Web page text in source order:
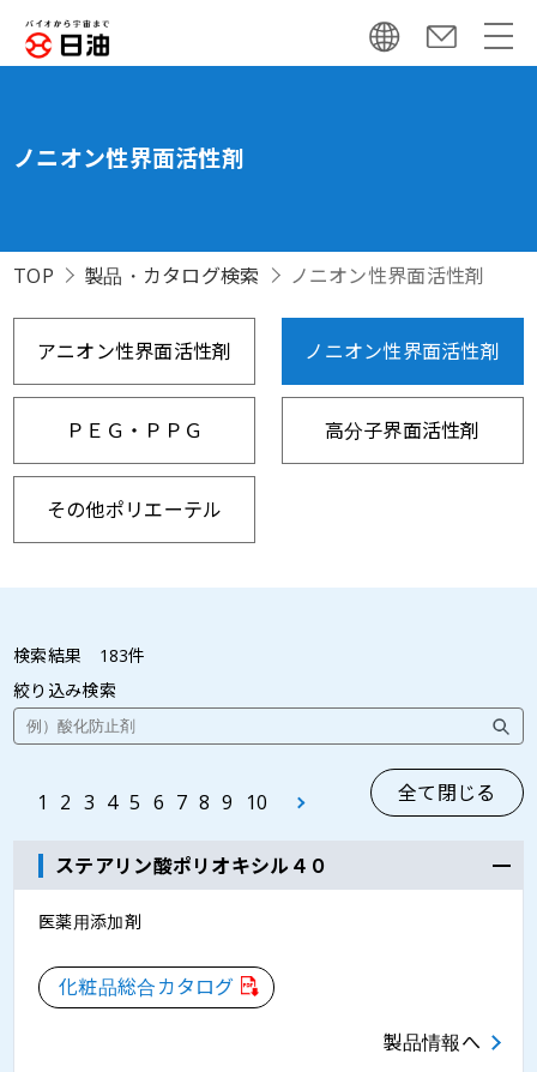
ノニオン性界面活性剤
TOP 製品・カタログ検索 ノニオン性界面活性剤
アニオン性界面活性剤 ノニオン性界面活性剤
ＰＥＧ・ＰＰＧ 高分子界面活性剤
その他ポリエーテル
検索結果 183件
絞り込み検索
1 2 3 4 5 6 7 8 9 10 全て閉じる
ステアリン酸ポリオキシル４０
医薬用添加剤
化粧品総合カタログ
製品情報へ